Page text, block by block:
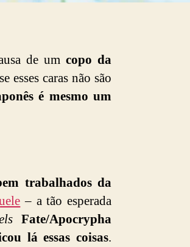
de um copo da
esses caras não são
é mesmo um
trabalhados da
– a tão esperada
Fate/Apocrypha
lá essas coisas.